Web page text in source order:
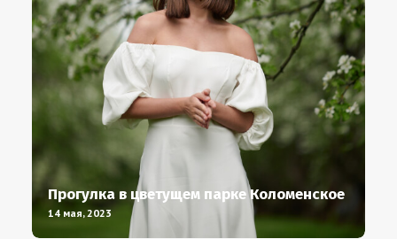
Прогулка в цветущем парке Коломенское
14 мая, 2023